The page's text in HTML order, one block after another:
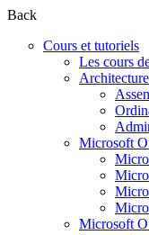
Back
Cours et tutoriels
Les cours
Microsoft
Microsoft